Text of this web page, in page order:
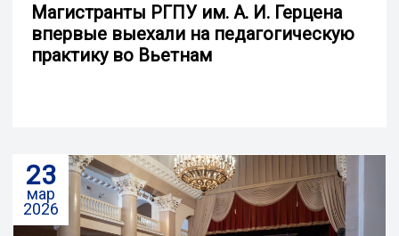
Магистранты РГПУ им. А. И. Герцена
впервые выехали на педагогическую
практику во Вьетнам
23
мар
2026